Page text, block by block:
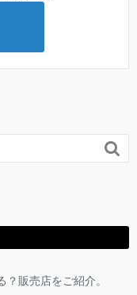

販売店をご紹介。